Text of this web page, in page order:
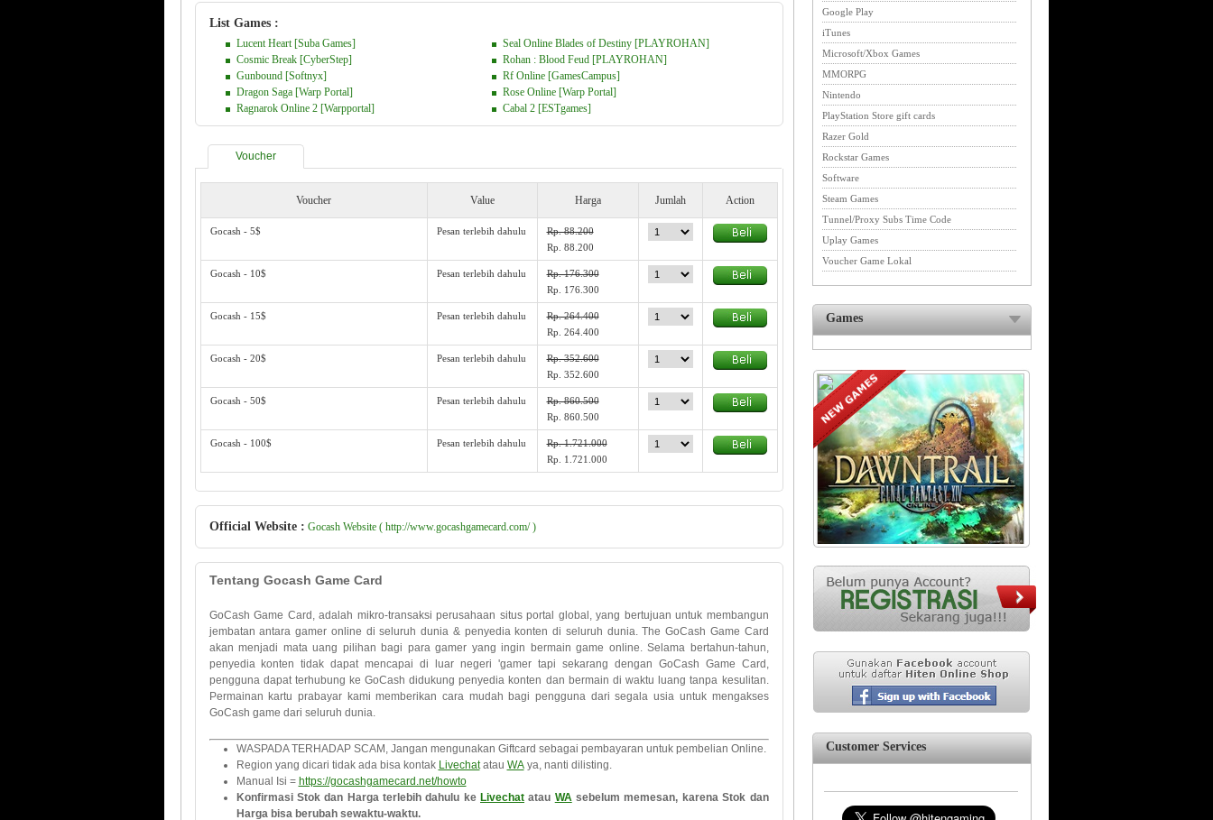
List Games :
Lucent Heart [Suba Games]
Seal Online Blades of Destiny [PLAYROHAN]
Cosmic Break [CyberStep]
Rohan : Blood Feud [PLAYROHAN]
Gunbound [Softnyx]
Rf Online [GamesCampus]
Dragon Saga [Warp Portal]
Rose Online [Warp Portal]
Ragnarok Online 2 [Warpportal]
Cabal 2 [ESTgames]
Voucher
Voucher Value Harga Jumlah Action
Gocash - 5$ Pesan terlebih dahulu
Rp. 88.200
Rp. 88.200
Gocash - 10$ Pesan terlebih dahulu
Rp. 176.300
Rp. 176.300
Gocash - 15$ Pesan terlebih dahulu
Rp. 264.400
Rp. 264.400
Gocash - 20$ Pesan terlebih dahulu
Rp. 352.600
Rp. 352.600
Gocash - 50$ Pesan terlebih dahulu
Rp. 860.500
Rp. 860.500
Gocash - 100$ Pesan terlebih dahulu
Rp. 1.721.000
Rp. 1.721.000
Official Website : Gocash Website ( http://www.gocashgamecard.com/ )
Tentang Gocash Game Card
GoCash Game Card, adalah mikro-transaksi perusahaan situs portal global, yang bertujuan untuk membangun
jembatan antara gamer online di seluruh dunia & penyedia konten di seluruh dunia. The GoCash Game Card
akan menjadi mata uang pilihan bagi para gamer yang ingin bermain game online. Selama bertahun-tahun,
penyedia konten tidak dapat mencapai di luar negeri 'gamer tapi sekarang dengan GoCash Game Card,
pengguna dapat terhubung ke GoCash didukung penyedia konten dan bermain di waktu luang tanpa kesulitan.
Permainan kartu prabayar kami memberikan cara mudah bagi pengguna dari segala usia untuk mengakses
GoCash game dari seluruh dunia.
WASPADA TERHADAP SCAM, Jangan mengunakan Giftcard sebagai pembayaran untuk pembelian Online.
Region yang dicari tidak ada bisa kontak Livechatatau WAya, nanti dilisting.
Manual Isi = https://gocashgamecard.net/howto
Konfirmasi Stok dan Harga terlebih dahulu ke Livechat atau WAsebelum memesan, karena Stok dan
Harga bisa berubah sewaktu-waktu.
Google Play
iTunes
Microsoft/Xbox Games
MMORPG
Nintendo
PlayStation Store gift cards
Razer Gold
Rockstar Games
Software
Steam Games
Tunnel/Proxy Subs Time Code
Uplay Games
Voucher Game Lokal
Games
Customer Services